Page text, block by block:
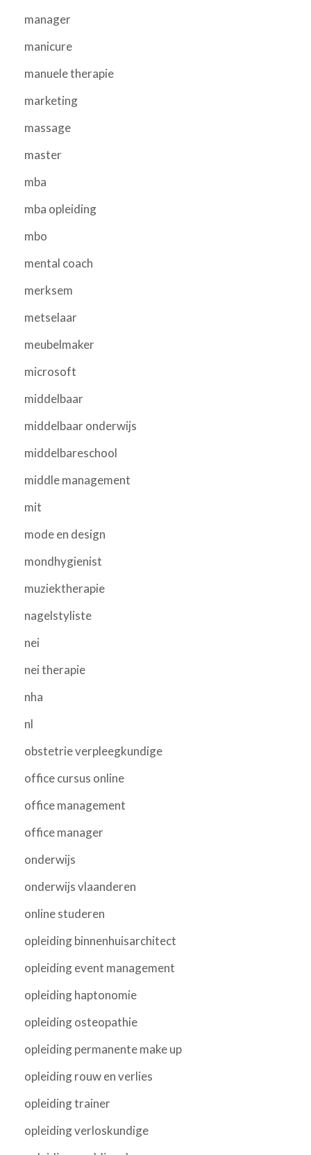
manager
manicure
manuele therapie
marketing
massage
master
mba
mba opleiding
mbo
mental coach
merksem
metselaar
meubelmaker
microsoft
middelbaar
middelbaar onderwijs
middelbareschool
middle management
mit
mode en design
mondhygienist
muziektherapie
nagelstyliste
nei
nei therapie
nha
nl
obstetrie verpleegkundige
office cursus online
office management
office manager
onderwijs
onderwijs vlaanderen
online studeren
opleiding binnenhuisarchitect
opleiding event management
opleiding haptonomie
opleiding osteopathie
opleiding permanente make up
opleiding rouw en verlies
opleiding trainer
opleiding verloskundige